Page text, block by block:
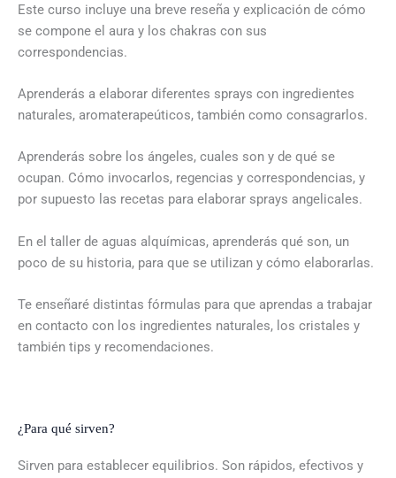
Este curso incluye una breve reseña y explicación de cómo
se compone el aura y los chakras con sus
correspondencias.
Aprenderás a elaborar diferentes sprays con ingredientes
naturales, aromaterapeúticos, también como consagrarlos.
Aprenderás sobre los ángeles, cuales son y de qué se
ocupan. Cómo invocarlos, regencias y correspondencias, y
por supuesto las recetas para elaborar sprays angelicales.
En el taller de aguas alquímicas, aprenderás qué son, un
poco de su historia, para que se utilizan y cómo elaborarlas.
Te enseñaré distintas fórmulas para que aprendas a trabajar
en contacto con los ingredientes naturales, los cristales y
también tips y recomendaciones.
¿Para qué sirven?
Sirven para establecer equilibrios. Son rápidos, efectivos y